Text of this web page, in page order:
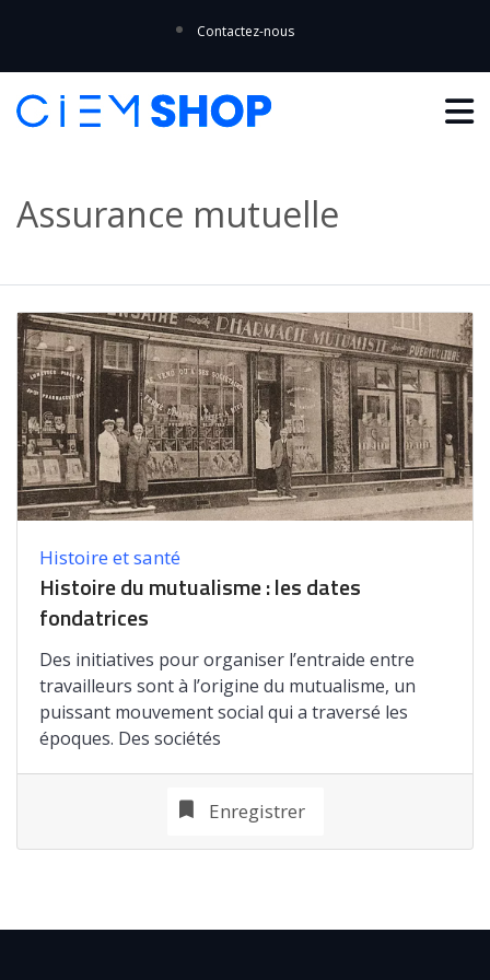
Contactez-nous
Assurance mutuelle
Histoire et santé
Histoire du mutualisme : les dates
fondatrices
Des initiatives pour organiser l’entraide entre
travailleurs sont à l’origine du mutualisme, un
puissant mouvement social qui a traversé les
époques. Des sociétés
Enregistrer